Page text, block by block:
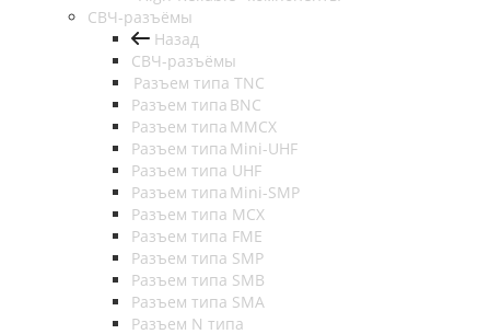
СВЧ-разъёмы
Назад
СВЧ-разъёмы
Разъем типа TNC
Разъем типа BNC
Разъем типа MMCX
Разъем типа Mini-UHF
Разъем типа UHF
Разъем типа Mini-SMP
Разъем типа MCX
Разъем типа FME
Разъем типа SMP
Разъем типа SMB
Разъем типа SMA
Разъем N типа